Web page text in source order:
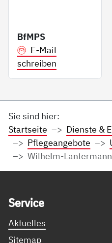
BfMPS
E-Mail
schreiben
Sie sind hier:
Startseite
Dienste &
Pflegeangebote
Wilhelm-
Ser­vice
Aktuelles
Sitemap